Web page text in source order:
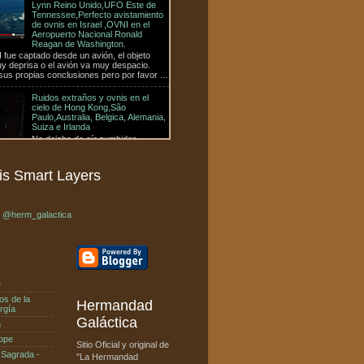
Reagan de Washington.
fue captado desde un avión, el objeto
deprisa o el avión va muy despacio.
propias conclusiones pero por favor ...
Ruidos extraños y ovnis en el
cielo de Hong Kong,São
Paulo,Australia, Belgica, Alemania,
Suiza e Irlanda
No dejaba de oír zumbidos
extraños / resuena / ruidos del
exterior durante el sueño, pero no
en comprobar lo que estaba pasando
Leon, México en año Nuevo ( 01-
01-2012 )
Poniente por Av. Lincoln Dando las
12 de la Noche o Madrugada, subi
OVNIs vistos en Mallorca
Pollença,España (01-01-2012)
18:15. Se ve muy bien porque hay
bastante luz diurna, la pena es
que solo l...
o La Luna?
del 27 de diciembre de 2009 en Madrid,
las 12:00 Horas 28 Diciembre 2009
Smart Layers
@herm_galactica
de la
-
Hermandad
Galáctica
Sitio Oficial y original de
"La Hermandad